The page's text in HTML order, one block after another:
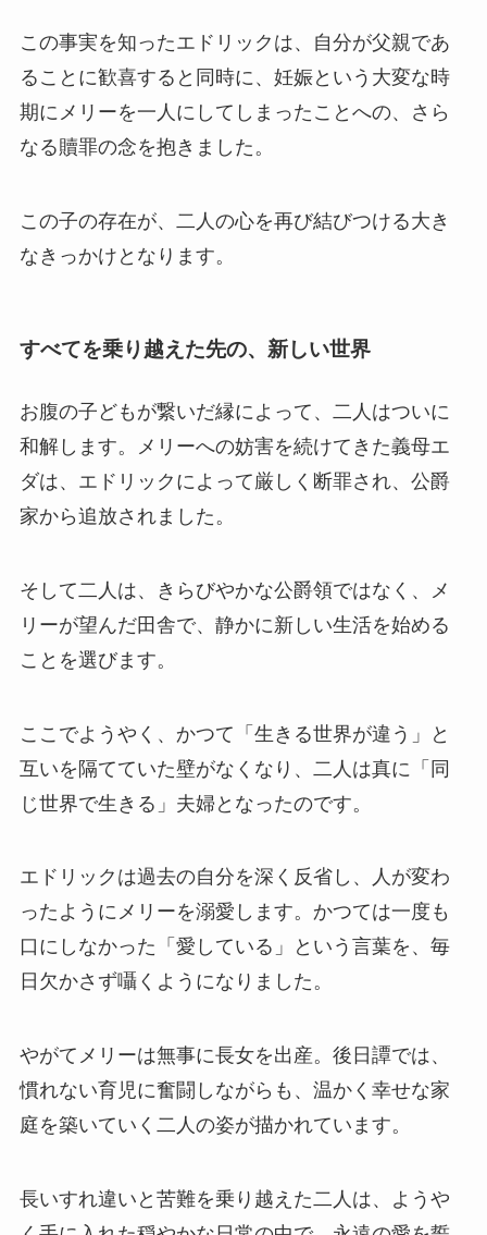
この事実を知ったエドリックは、自分が父親であ
ることに歓喜すると同時に、妊娠という大変な時
期にメリーを一人にしてしまったことへの、さら
なる贖罪の念を抱きました。
この子の存在が、二人の心を再び結びつける大き
なきっかけとなります。
すべてを乗り越えた先の、新しい世界
お腹の子どもが繋いだ縁によって、二人はついに
和解します。メリーへの妨害を続けてきた義母エ
ダは、エドリックによって厳しく断罪され、公爵
家から追放されました。
そして二人は、きらびやかな公爵領ではなく、メ
リーが望んだ田舎で、静かに新しい生活を始める
ことを選びます。
ここでようやく、かつて「生きる世界が違う」と
互いを隔てていた壁がなくなり、二人は真に「同
じ世界で生きる」夫婦となったのです。
エドリックは過去の自分を深く反省し、人が変わ
ったようにメリーを溺愛します。かつては一度も
口にしなかった「愛している」という言葉を、毎
日欠かさず囁くようになりました。
やがてメリーは無事に長女を出産。後日譚では、
慣れない育児に奮闘しながらも、温かく幸せな家
庭を築いていく二人の姿が描かれています。
長いすれ違いと苦難を乗り越えた二人は、ようや